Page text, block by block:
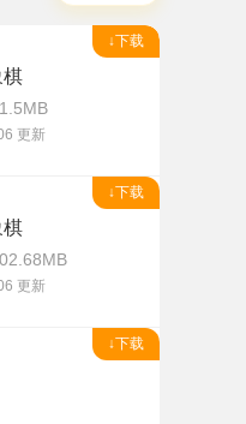
↓下载
棋
更新
↓下载
棋
更新
↓下载